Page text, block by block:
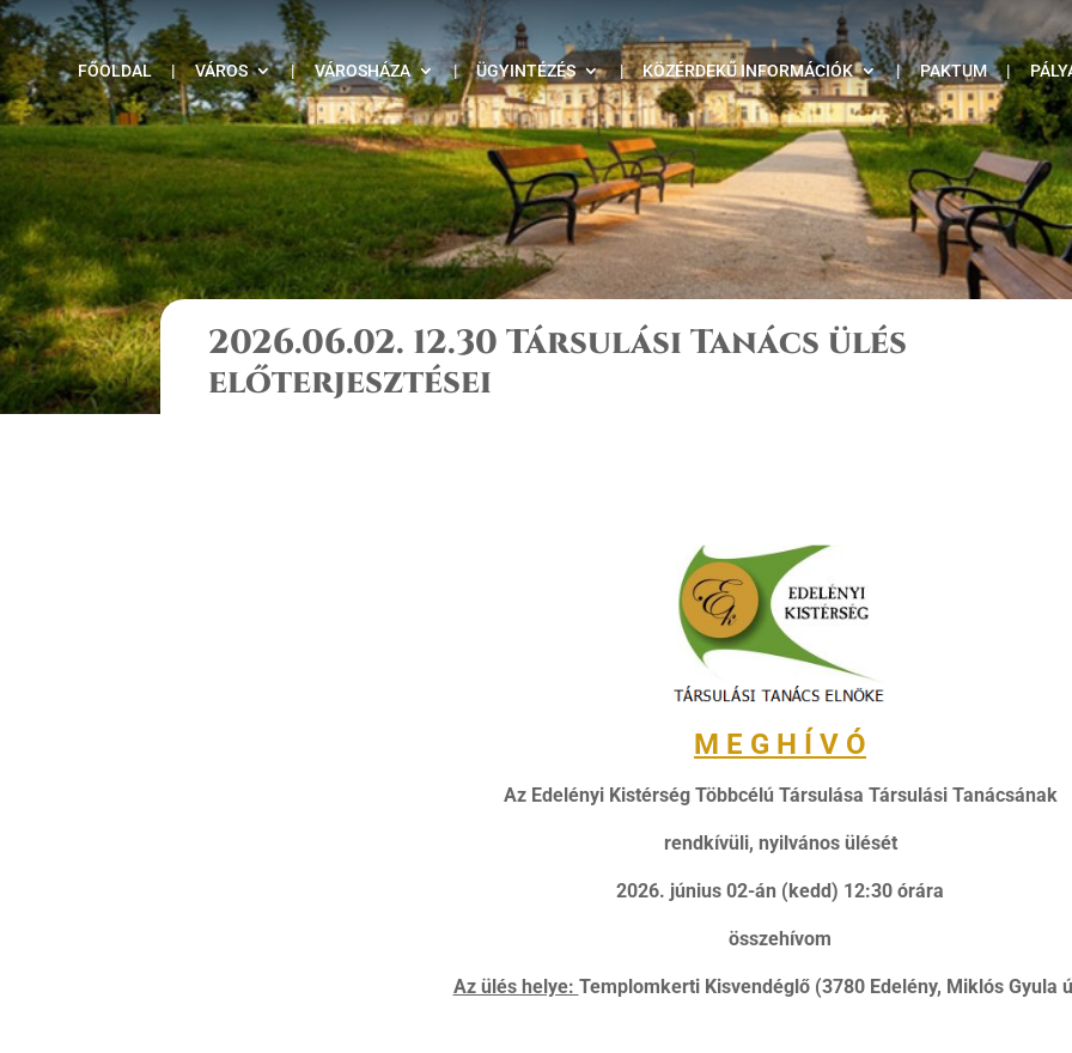
FŐOLDAL | VÁROS | VÁROSHÁZA | ÜGYINTÉZÉS | KÖZÉRDEKŰ INFORMÁCIÓK | PAKTUM |
2026.06.02. 12.30 Társulási Tanács ülés
előterjesztései
M E G H Í V Ó
Az Edelényi Kistérség Többcélú Társulása Társulási Tanácsának
rendkívüli, nyilvános ülését
2026. június 02-án (kedd) 12:30 órára
összehívom
Az ülés helye: Templomkerti Kisvendéglő (3780 Edelény, Miklós Gyula